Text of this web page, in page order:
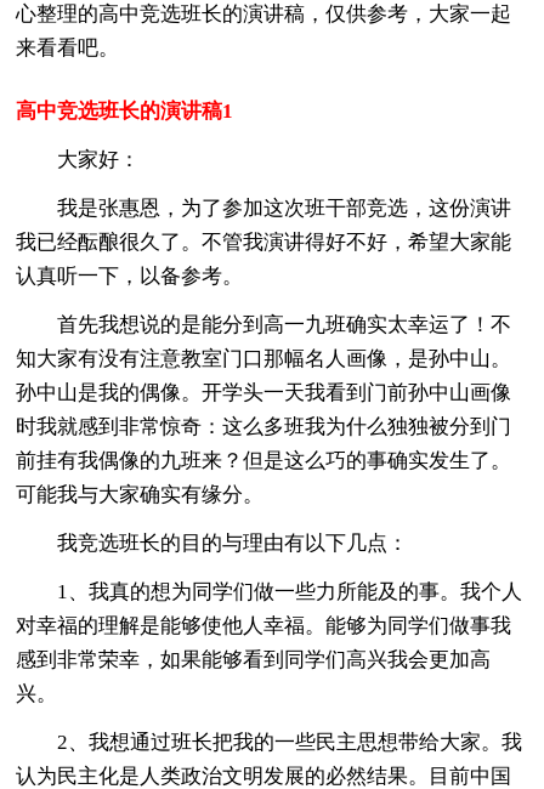
心整理的高中竞选班长的演讲稿，仅供参考，大家一起
来看看吧。
高中竞选班长的演讲稿1
大家好：
我是张惠恩，为了参加这次班干部竞选，这份演讲
我已经酝酿很久了。不管我演讲得好不好，希望大家能
认真听一下，以备参考。
首先我想说的是能分到高一九班确实太幸运了！不
知大家有没有注意教室门口那幅名人画像，是孙中山。
孙中山是我的偶像。开学头一天我看到门前孙中山画像
时我就感到非常惊奇：这么多班我为什么独独被分到门
前挂有我偶像的九班来？但是这么巧的事确实发生了。
可能我与大家确实有缘分。
我竞选班长的目的与理由有以下几点：
1、我真的想为同学们做一些力所能及的事。我个人
对幸福的理解是能够使他人幸福。能够为同学们做事我
感到非常荣幸，如果能够看到同学们高兴我会更加高
兴。
2、我想通过班长把我的一些民主思想带给大家。我
认为民主化是人类政治文明发展的必然结果。目前中国